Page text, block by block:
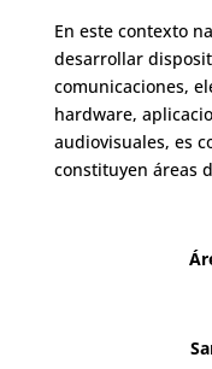
En este contexto
desarrollar
comunicaciones,
hardware,
audiovisuales, es
constituyen áreas